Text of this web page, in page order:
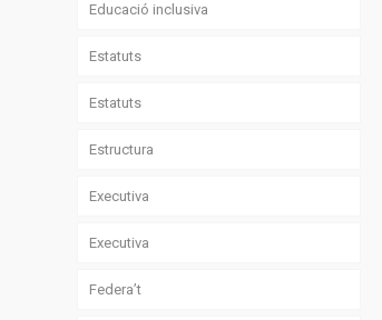
Educació inclusiva
Estatuts
Estatuts
Estructura
Executiva
Executiva
Federa’t